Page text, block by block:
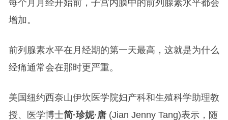
每个月月经开始前，子宫内膜中的前列腺素水平都会
增加。
前列腺素水平在月经期的第一天最高，这就是为什么
经痛通常会在那时更严重。
美国纽约西奈山伊坎医学院妇产科和生殖科学助理教
授、医学博士简·珍妮·唐(Jian Jenny Tang)表示，随